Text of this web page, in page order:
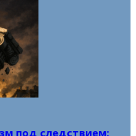
под следствием: